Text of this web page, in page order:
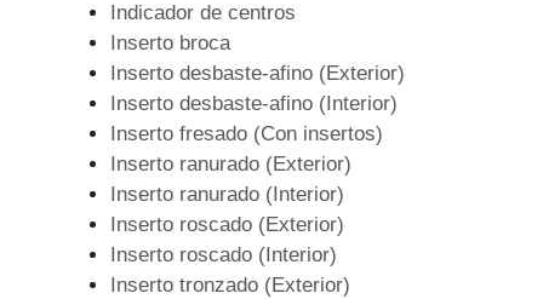
Indicador de centros
Inserto broca
Inserto desbaste-afino (Exterior)
Inserto desbaste-afino (Interior)
Inserto fresado (Con insertos)
Inserto ranurado (Exterior)
Inserto ranurado (Interior)
Inserto roscado (Exterior)
Inserto roscado (Interior)
Inserto tronzado (Exterior)